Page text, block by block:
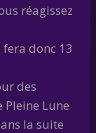
réagissez
donc 13
des
Pleine Lune
la suite